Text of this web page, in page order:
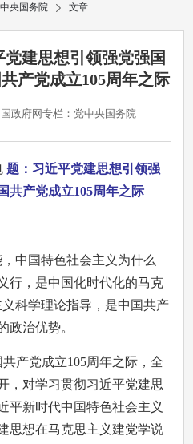
央国务院 文章
建思想引领强党强国
产党成立105周年之际
政府网专栏：党中央国务院
题：习近平党建思想引领强
产党成立105周年之际
中国特色社会主义为什么
行，是中国化时代化的马克
科学理论指导，是中国共产
政治优势。
共产党成立105周年之际，全
，对学习贯彻习近平党建思
平新时代中国特色社会主义
思想在马克思主义建党学说